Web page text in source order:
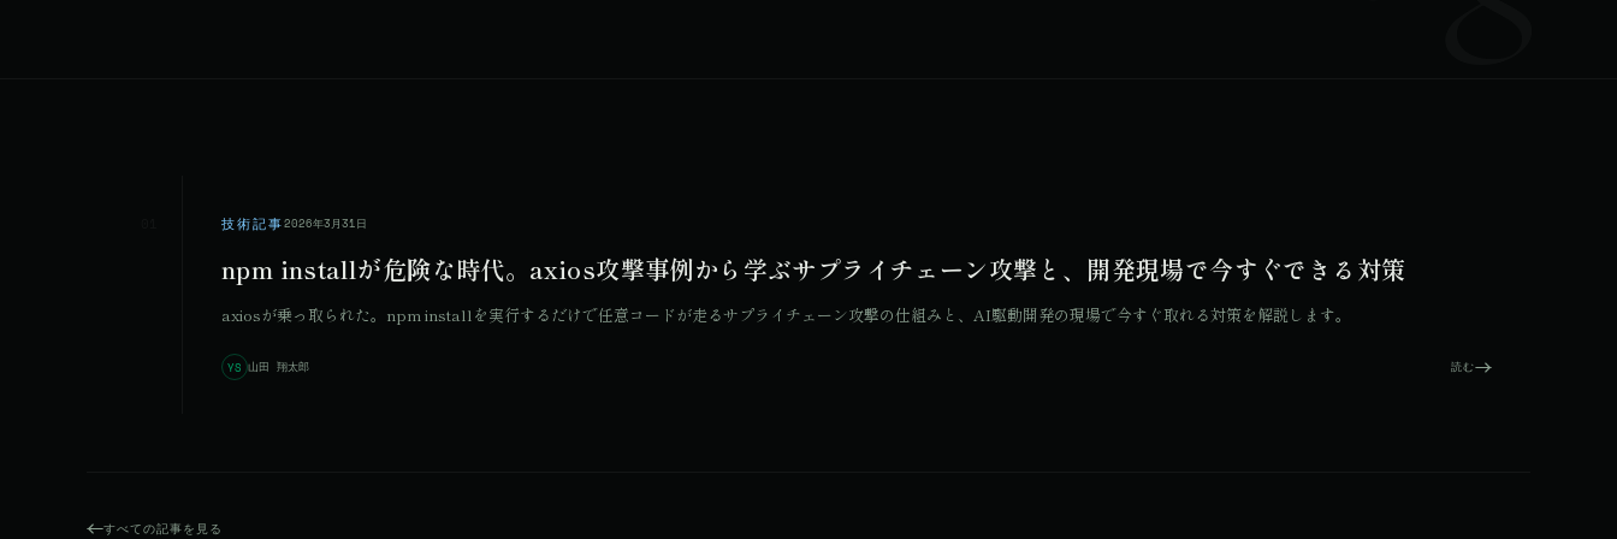
技術記事2026年3月31日
npm installが危険な時代。axios攻撃事例から学ぶサプライチェーン攻撃と、開発現場で今すぐできる対策
axiosが乗っ取られた。npm installを実行するだけで任意コードが走るサプライチェーン攻撃の仕組みと、AI駆動開発の現場で今すぐ取れる対策を解説します。
YS 山田 翔太郎 読む
すべての記事を見る